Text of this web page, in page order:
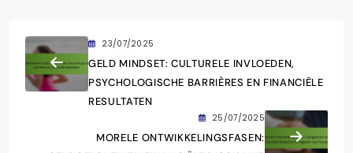
23/07/2025
GELD MINDSET: CULTURELE INVLOEDEN,
PSYCHOLOGISCHE BARRIÈRES EN FINANCIËLE
RESULTATEN
25/07/2025
MORELE ONTWIKKELINGSFASEN: